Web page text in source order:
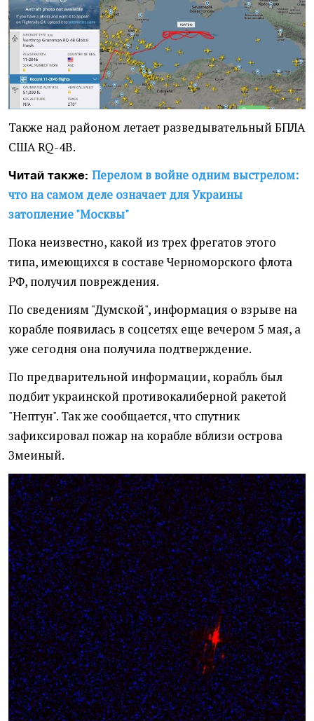
Также над районом летает разведывательный БПЛА
США RQ-4B.
Читай также: Перелом в войне одним выстрелом:
что на самом деле означает для Украины
затопление "Москвы"
Пока неизвестно, какой из трех фрегатов этого
типа, имеющихся в составе Черноморского флота
РФ, получил повреждения.
По сведениям "Думской", информация о взрыве на
корабле появилась в соцсетях еще вечером 5 мая, а
уже сегодня она получила подтверждение.
По предварительной информации, корабль был
подбит украинской противокалиберной ракетой
"Нептун". Так же сообщается, что спутник
зафиксировал пожар на корабле вблизи острова
Змеиный.